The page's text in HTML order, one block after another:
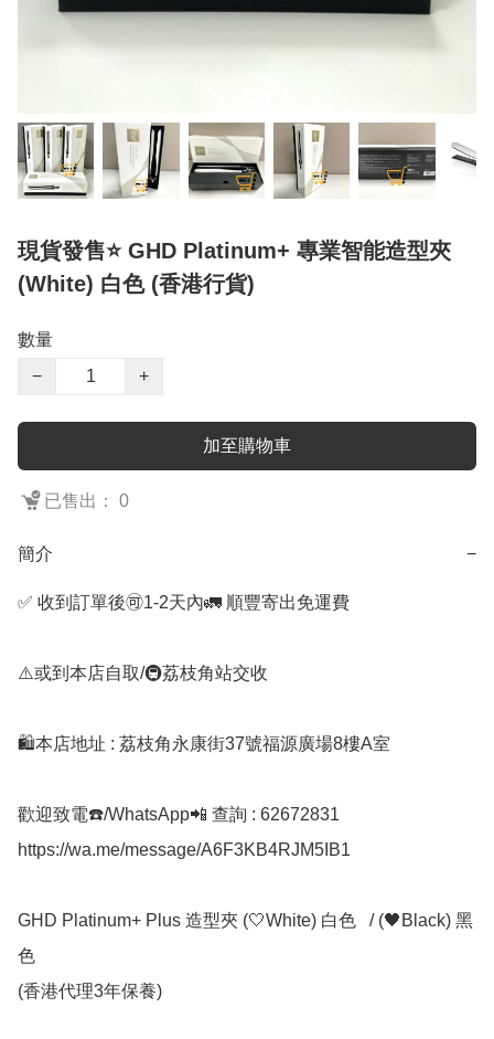
現貨發售⭐️ GHD Platinum+ 專業智能造型夾
(White) 白色 (香港行貨)
數量
−
+
加至購物車
已售出： 0
簡介 −
✅ 收到訂單後🉑1-2天內🚛 順豐寄出免運費
⚠️或到本店自取/🚇荔枝角站交收
🛍️本店地址 : 荔枝角永康街37號福源廣場8樓A室
歡迎致電☎️/WhatsApp📲 查詢 : 62672831
https://wa.me/message/A6F3KB4RJM5IB1
GHD Platinum+ Plus 造型夾 (🤍White) 白色   / (🖤Black) 黑
色
(香港代理3年保養)